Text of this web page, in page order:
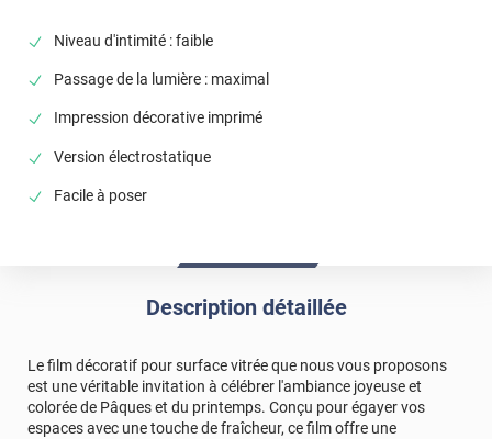
Niveau d'intimité : faible
Passage de la lumière : maximal
Impression décorative imprimé
Version électrostatique
Facile à poser
Description détaillée
Le film décoratif pour surface vitrée que nous vous proposons
est une véritable invitation à célébrer l'ambiance joyeuse et
colorée de Pâques et du printemps. Conçu pour égayer vos
espaces avec une touche de fraîcheur, ce film offre une